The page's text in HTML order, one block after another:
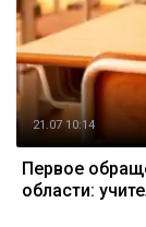
21.07 10:14
Первое
области: